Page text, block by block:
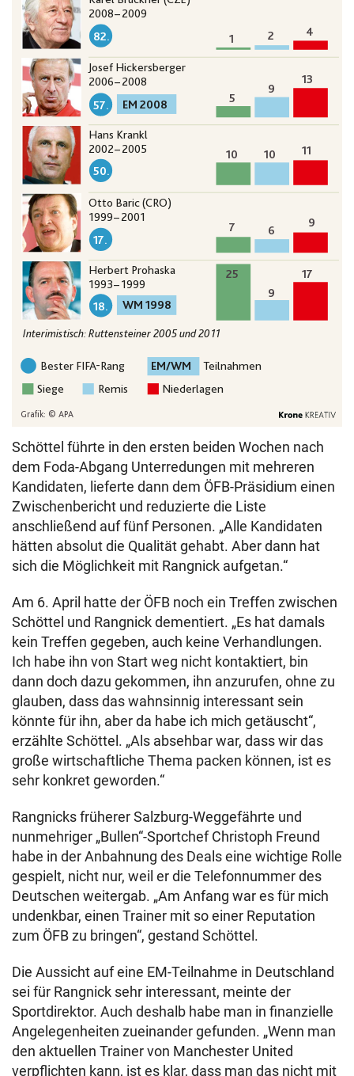
Schöttel führte in den ersten beiden Wochen nach
dem Foda-Abgang Unterredungen mit mehreren
Kandidaten, lieferte dann dem ÖFB-Präsidium einen
Zwischenbericht und reduzierte die Liste
anschließend auf fünf Personen. „Alle Kandidaten
hätten absolut die Qualität gehabt. Aber dann hat
sich die Möglichkeit mit Rangnick aufgetan.“
Am 6. April hatte der ÖFB noch ein Treffen zwischen
Schöttel und Rangnick dementiert. „Es hat damals
kein Treffen gegeben, auch keine Verhandlungen.
Ich habe ihn von Start weg nicht kontaktiert, bin
dann doch dazu gekommen, ihn anzurufen, ohne zu
glauben, dass das wahnsinnig interessant sein
könnte für ihn, aber da habe ich mich getäuscht“,
erzählte Schöttel. „Als absehbar war, dass wir das
große wirtschaftliche Thema packen können, ist es
sehr konkret geworden.“
Rangnicks früherer Salzburg-Weggefährte und
nunmehriger „Bullen“-Sportchef Christoph Freund
habe in der Anbahnung des Deals eine wichtige Rolle
gespielt, nicht nur, weil er die Telefonnummer des
Deutschen weitergab. „Am Anfang war es für mich
undenkbar, einen Trainer mit so einer Reputation
zum ÖFB zu bringen“, gestand Schöttel.
Die Aussicht auf eine EM-Teilnahme in Deutschland
sei für Rangnick sehr interessant, meinte der
Sportdirektor. Auch deshalb habe man in finanzielle
Angelegenheiten zueinander gefunden. „Wenn man
den aktuellen Trainer von Manchester United
verpflichten kann, ist es klar, dass man das nicht mit